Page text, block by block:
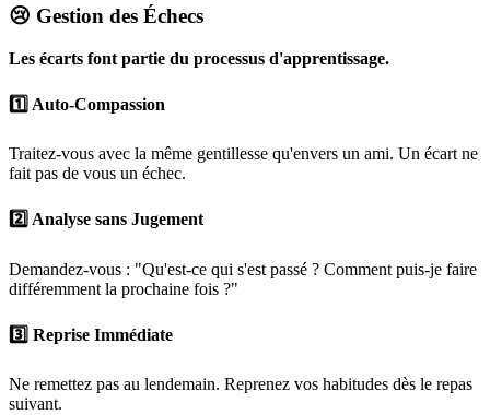
😢 Gestion des Échecs
Les écarts font partie du processus d'apprentissage.
1️⃣ Auto-Compassion
Traitez-vous avec la même gentillesse qu'envers un ami. Un écart ne
fait pas de vous un échec.
2️⃣ Analyse sans Jugement
Demandez-vous : "Qu'est-ce qui s'est passé ? Comment puis-je faire
différemment la prochaine fois ?"
3️⃣ Reprise Immédiate
Ne remettez pas au lendemain. Reprenez vos habitudes dès le repas
suivant.